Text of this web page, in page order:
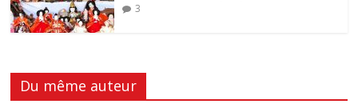
3
Du même auteur